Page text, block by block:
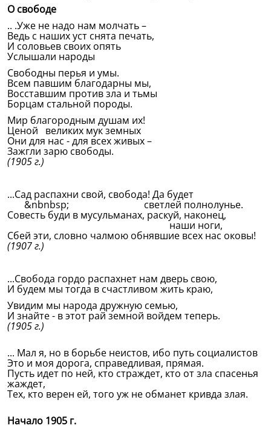
О свободе
.. .Уже не надо нам молчать –
Ведь с наших уст снята печать,
И соловьев своих опять
Услышали народы
Свободны перья и умы.
Всем павшим благодарны мы,
Восставшим против зла и тьмы
Борцам стальной породы.
Мир благородным душам их!
Ценой великих мук земных
Они для нас - для всех живых –
Зажгли зарю свободы.
(1905 г.)
...Сад распахни свой, свобода! Да будет
&nbnbsp; светлей полнолунье.
Совесть буди в мусульманах, раскуй, наконец,
наши ноги,
Сбей эти, словно чалмою обнявшие всех нас оковы!
(1907 г.)
...Свобода гордо распахнет нам дверь свою,
И будем мы тогда в счастливом жить краю,
Увидим мы народа дружную семью,
И знайте - в этот рай земной войдем теперь.
(1905 г.)
... Мал я, но в борьбе неистов, ибо путь социалистов
Это и моя дорога, справедливая, прямая.
Пусть идет по ней, кто страждет, кто от зла спасенья
жаждет,
Тех, кто верен ей, того уж не обманет кривда злая.
Начало 1905 г.